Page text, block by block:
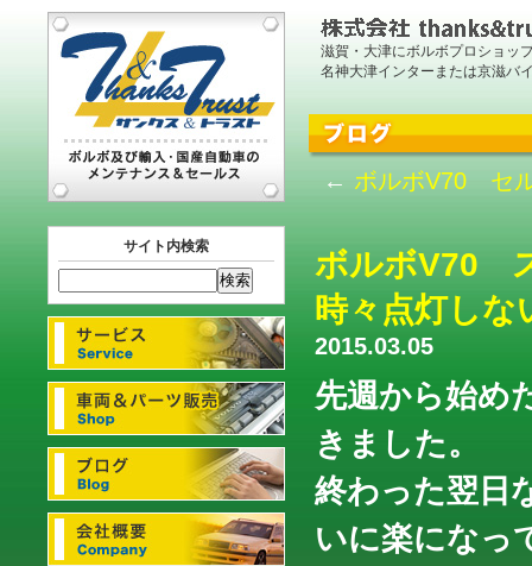
滋賀・大津にボルボプロショッ
名神大津インターまたは京滋バ
サイト内検索
← ボルボV70 セ
ボルボV70
時々点灯しな
2015.03.05
先週から始め
きました。
終わった翌日
いに楽になっ